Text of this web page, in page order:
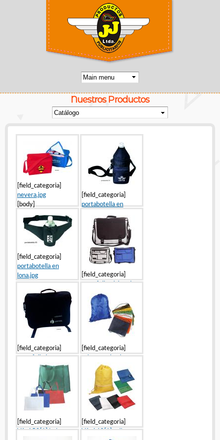
Pasar al
contenido
principal
Usted está aquíNuestros Productos
[field_categoria]
nevera.jpg
[body]
[field_categoria]
portabotella en
[body]
[field_categoria]
portabotella en
lona.jpg
[body]
[field_categoria]
portafolio viajero.jpg
[body]
[field_categoria]
portafolio.jpg
[field_categoria]
tula morral polyester
43x34 VA-114.jpg
[body]
[field_categoria]
VA-150[1] bolsa
[field_categoria]
VA-169[1] tulla
Páginas